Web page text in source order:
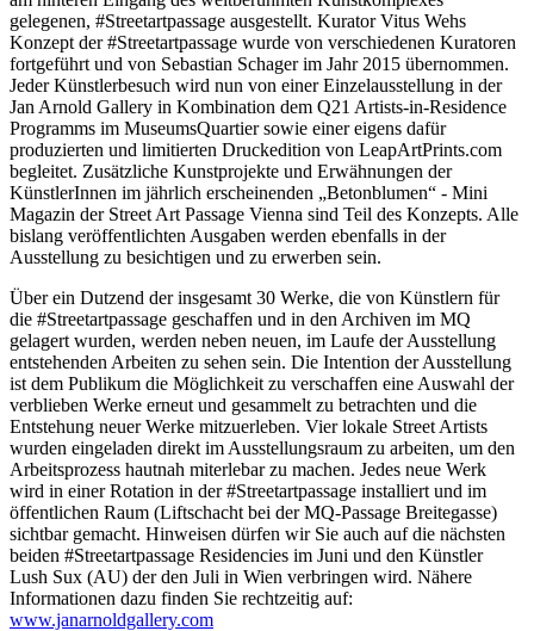
gelegenen, #Streetartpassage ausgestellt. Kurator Vitus Wehs
Konzept der #Streetartpassage wurde von verschiedenen Kuratoren
fortgeführt und von Sebastian Schager im Jahr 2015 übernommen.
Jeder Künstlerbesuch wird nun von einer Einzelausstellung in der
Jan Arnold Gallery in Kombination dem Q21 Artists-in-Residence
Programms im MuseumsQuartier sowie einer eigens dafür
produzierten und limitierten Druckedition von LeapArtPrints.com
begleitet. Zusätzliche Kunstprojekte und Erwähnungen der
KünstlerInnen im jährlich erscheinenden „Betonblumen“ - Mini
Magazin der Street Art Passage Vienna sind Teil des Konzepts. Alle
bislang veröffentlichten Ausgaben werden ebenfalls in der
Ausstellung zu besichtigen und zu erwerben sein.
Über ein Dutzend der insgesamt 30 Werke, die von Künstlern für
die #Streetartpassage geschaffen und in den Archiven im MQ
gelagert wurden, werden neben neuen, im Laufe der Ausstellung
entstehenden Arbeiten zu sehen sein. Die Intention der Ausstellung
ist dem Publikum die Möglichkeit zu verschaffen eine Auswahl der
verblieben Werke erneut und gesammelt zu betrachten und die
Entstehung neuer Werke mitzuerleben. Vier lokale Street Artists
wurden eingeladen direkt im Ausstellungsraum zu arbeiten, um den
Arbeitsprozess hautnah miterlebar zu machen. Jedes neue Werk
wird in einer Rotation in der #Streetartpassage installiert und im
öffentlichen Raum (Liftschacht bei der MQ-Passage Breitegasse)
sichtbar gemacht. Hinweisen dürfen wir Sie auch auf die nächsten
beiden #Streetartpassage Residencies im Juni und den Künstler
Lush Sux (AU) der den Juli in Wien verbringen wird. Nähere
Informationen dazu finden Sie rechtzeitig auf:
www.janarnoldgallery.com